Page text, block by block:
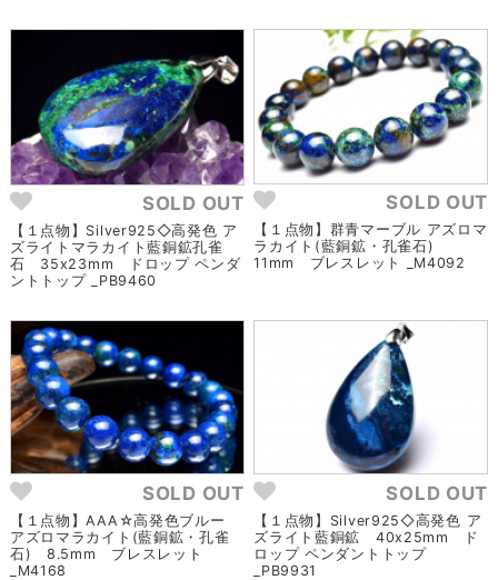
SOLD OUT
【１点物】Silver925◇高発色 ア
ズライトマラカイト藍銅鉱孔雀
石 35x23mm ドロップ ペンダ
ントトップ _PB9460
SOLD OUT
【１点物】群青マーブル アズロマ
ラカイト(藍銅鉱・孔雀石)
11mm ブレスレット _M4092
SOLD OUT
【１点物】AAA☆高発色ブルー
アズロマラカイト(藍銅鉱・孔雀
石) 8.5mm ブレスレット
_M4168
SOLD OUT
【１点物】Silver925◇高発色 ア
ズライト藍銅鉱 40x25mm ド
ロップ ペンダントトップ
_PB9931